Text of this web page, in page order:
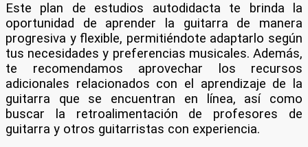
Este plan de estudios autodidacta te brinda la
oportunidad de aprender la guitarra de manera
progresiva y flexible, permitiéndote adaptarlo según
tus necesidades y preferencias musicales. Además,
te recomendamos aprovechar los recursos
adicionales relacionados con el aprendizaje de la
guitarra que se encuentran en línea, así como
buscar la retroalimentación de profesores de
guitarra y otros guitarristas con experiencia.